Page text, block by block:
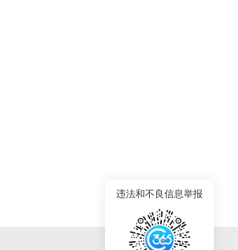
违法和不良信息举报